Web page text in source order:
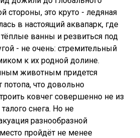
стороны, это круто - ледяная
в настоящий аквапарк, где
ванны и резвиться под
- не очень: стремительный
к их родной долине.
животным придется
потопа, что довольно
ковчег совершенно не из
снега. Но не
разнообразной
пройдёт не менее